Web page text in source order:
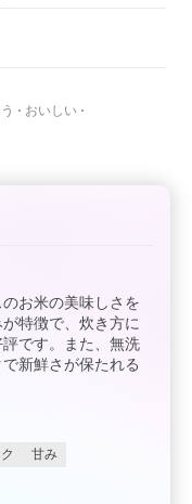
おいしい
お米の美味しさを
特徴で、炊き方に
です。また、無洗
新鮮さが保たれる
甘み